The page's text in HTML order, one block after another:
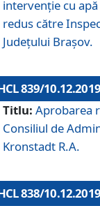
intervenție cu
redus către
Judeţului Brașov.
839/10.12.2019
Titlu: Aprobarea
Consiliul de
Kronstadt R.A.
838/10.12.2019